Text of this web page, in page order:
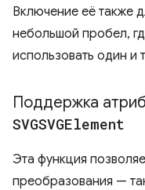
Включение её также
небольшой пробел,
использовать один и
Поддержка
SVGSVGElement
Эта функция
преобразования —